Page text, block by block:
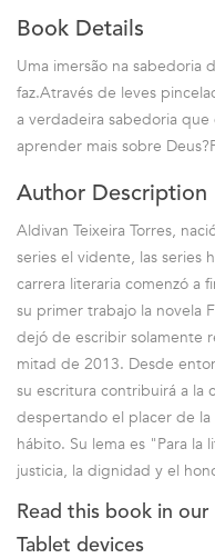
Book Details
Uma imersão na sabedoria
faz.Através de leves
a verdadeira sabedoria
aprender mais sobre
Author Description
Aldivan Teixeira Torres,
series el vidente, las series
carrera literaria comenzó a
su primer trabajo la novela
dejó de escribir solamente
mitad de 2013. Desde
su escritura contribuirá a la
despertando el placer de
hábito. Su lema es "Para la
justicia, la dignidad y el
Read this book in
Tablet devices